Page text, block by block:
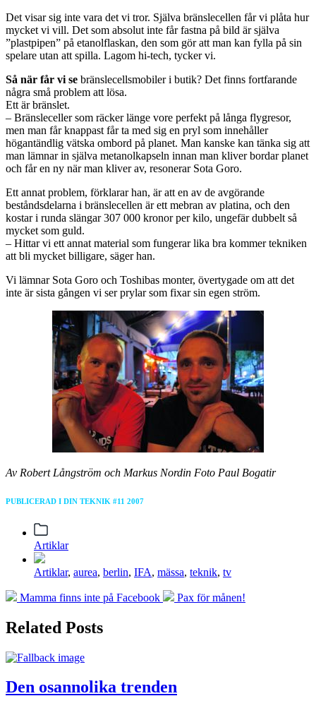
Det visar sig inte vara det vi tror. Själva bränslecellen får vi plåta hur
mycket vi vill. Det som absolut inte får fastna på bild är själva
”plastpipen” på etanolflaskan, den som gör att man kan fylla på sin
spelare utan att spilla. Lagom hi-tech, tycker vi.
Så när får vi se bränslecellsmobiler i butik? Det finns fortfarande
några små problem att lösa.
Ett är bränslet.
– Bränsleceller som räcker länge vore perfekt på långa flygresor,
men man får knappast får ta med sig en pryl som innehåller
högantändlig vätska ombord på planet. Man kanske kan tänka sig att
man lämnar in själva metanolkapseln innan man kliver bordar planet
och får en ny när man kliver av, resonerar Sota Goro.
Ett annat problem, förklarar han, är att en av de avgörande
beståndsdelarna i bränslecellen är ett mebran av platina, och den
kostar i runda slängar 307 000 kronor per kilo, ungefär dubbelt så
mycket som guld.
– Hittar vi ett annat material som fungerar lika bra kommer tekniken
att bli mycket billigare, säger han.
Vi lämnar Sota Goro och Toshibas monter, övertygade om att det
inte är sista gången vi ser prylar som fixar sin egen ström.
Av Robert Långström och Markus Nordin Foto Paul Bogatir
PUBLICERAD I DIN TEKNIK #11 2007
Posted
in
Artiklar
Tagged
Artiklar, aurea, berlin, IFA, mässa, teknik, tv
Previous
Mamma finns inte på Facebook
Next
Pax för månen!
Related Posts
Den osannolika trenden